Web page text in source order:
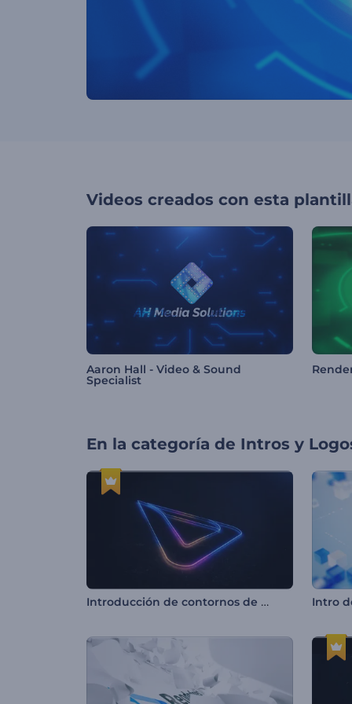
Videos creados con esta
Aaron Hall - Video & Sound
Specialist
En la categoría de Intros y
Introducción de contornos de neón